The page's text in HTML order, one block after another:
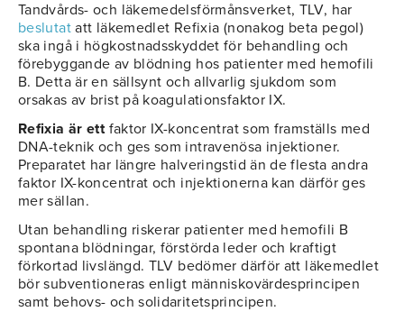
Tandvårds- och läkemedelsförmånsverket, TLV, har
beslutatatt läkemedlet Refixia (nonakog beta pegol)
ska ingå i högkostnadsskyddet för behandling och
förebyggande av blödning hos patienter med hemofili
B. Detta är en sällsynt och allvarlig sjukdom som
orsakas av brist på koagulationsfaktor IX.
Refixia är ettfaktor IX-koncentrat som framställs med
DNA-teknik och ges som intravenösa injektioner.
Preparatet har längre halveringstid än de flesta andra
faktor IX-koncentrat och injektionerna kan därför ges
mer sällan.
Utan behandling riskerar patienter med hemofili B
spontana blödningar, förstörda leder och kraftigt
förkortad livslängd. TLV bedömer därför att läkemedlet
bör subventioneras enligt människovärdesprincipen
samt behovs- och solidaritetsprincipen.